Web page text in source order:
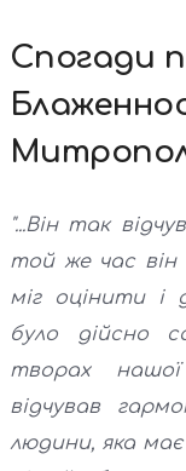
Спогади
"...Він так
той же час він
міг оцінити
було дійсно
творах
відчував
людини, яка